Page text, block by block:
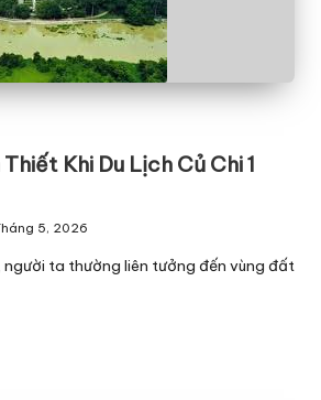
Khi Du Lịch Củ Chi 1
5, 2026
người ta thường liên tưởng đến vùng đất